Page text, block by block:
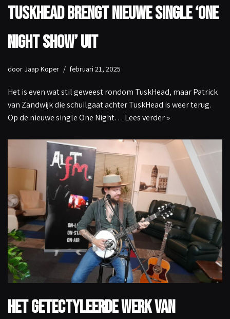
TuskHead brengt nieuwe single ‘One
Night Show’ uit
door Jaap Koper februari 21, 2025
Het is even wat stil geweest rondom TuskHead, maar Patrick
van Zandwijk die schuilgaat achter TuskHead is weer terug.
Op de nieuwe single One Night… Lees verder »
Het getectyleerde werk van